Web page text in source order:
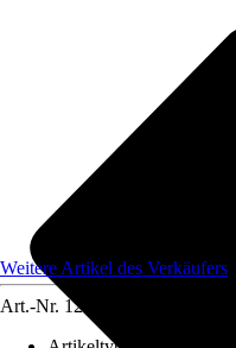
Weitere Artikel des Verkäufers
Art.-Nr. 12583442